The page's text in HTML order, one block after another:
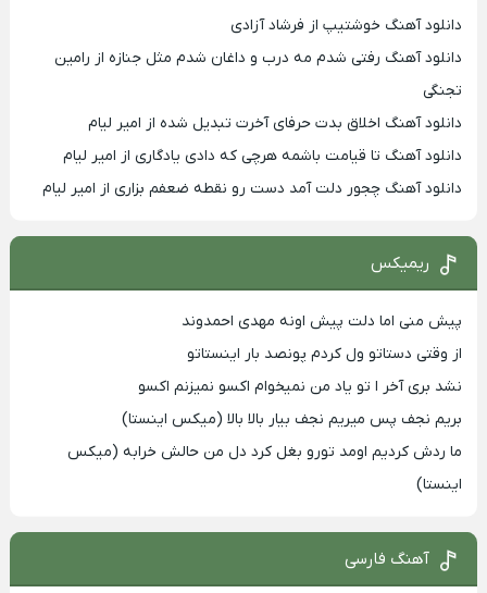
دانلود آهنگ خوشتیپ از فرشاد آزادی
دانلود آهنگ رفتی شدم مه درب و داغان شدم مثل جنازه از رامین
تجنگی
دانلود آهنگ اخلاق بدت حرفای آخرت تبدیل شده از امیر لیام
دانلود آهنگ تا قیامت باشمه هرچی که دادی یادگاری از امیر لیام
دانلود آهنگ چجور دلت آمد دست رو نقطه ضعفم بزاری از امیر لیام
ریمیکس
پیش منی اما دلت پیش اونه مهدی احمدوند
از وقتی دستاتو ول کردم پونصد بار اینستاتو
نشد بری آخر ا تو یاد من نمیخوام اکسو نمیزنم اکسو
بریم نجف پس میریم نجف بیار بالا بالا (میکس اینستا)
ما ردش کردیم اومد تورو بغل کرد دل من حالش خرابه (میکس
اینستا)
آهنگ فارسی